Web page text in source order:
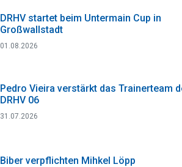
DRHV startet beim Untermain Cup in
Großwallstadt
01.08.2026
Pedro Vieira verstärkt das Trainerteam
DRHV 06
31.07.2026
Biber verpflichten Mihkel Löpp